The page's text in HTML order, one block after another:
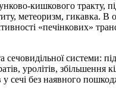
кишкового тракту,
метеоризм, гикавка. В
«печінкових»
сечовидільної системи:
уролітів, збільшення
у сечі без наявного